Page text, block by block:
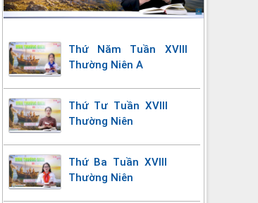
Thứ Năm Tuần XVIII
Thường Niên A
Thứ Tư Tuần XVIII
Thường Niên
Thứ Ba Tuần XVIII
Thường Niên